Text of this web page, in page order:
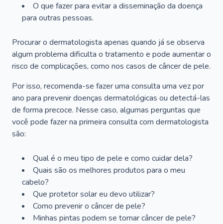
O que fazer para evitar a disseminação da doença
para outras pessoas.
Procurar o dermatologista apenas quando já se observa
algum problema dificulta o tratamento e pode aumentar o
risco de complicações, como nos casos de câncer de pele.
Por isso, recomenda-se fazer uma consulta uma vez por
ano para prevenir doenças dermatológicas ou detectá-las
de forma precoce. Nesse caso, algumas perguntas que
você pode fazer na primeira consulta com dermatologista
são:
Qual é o meu tipo de pele e como cuidar dela?
Quais são os melhores produtos para o meu
cabelo?
Que protetor solar eu devo utilizar?
Como prevenir o câncer de pele?
Minhas pintas podem se tornar câncer de pele?